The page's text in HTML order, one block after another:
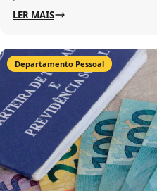
LER MAIS
Departamento Pessoal